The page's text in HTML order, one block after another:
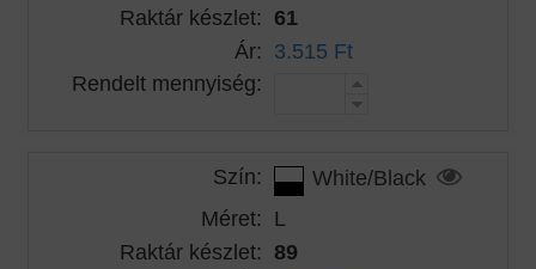
Raktár készlet: 61
Ár: 3.515 Ft
Rendelt mennyiség:
Szín:
White/Black
Méret: L
Raktár készlet: 89